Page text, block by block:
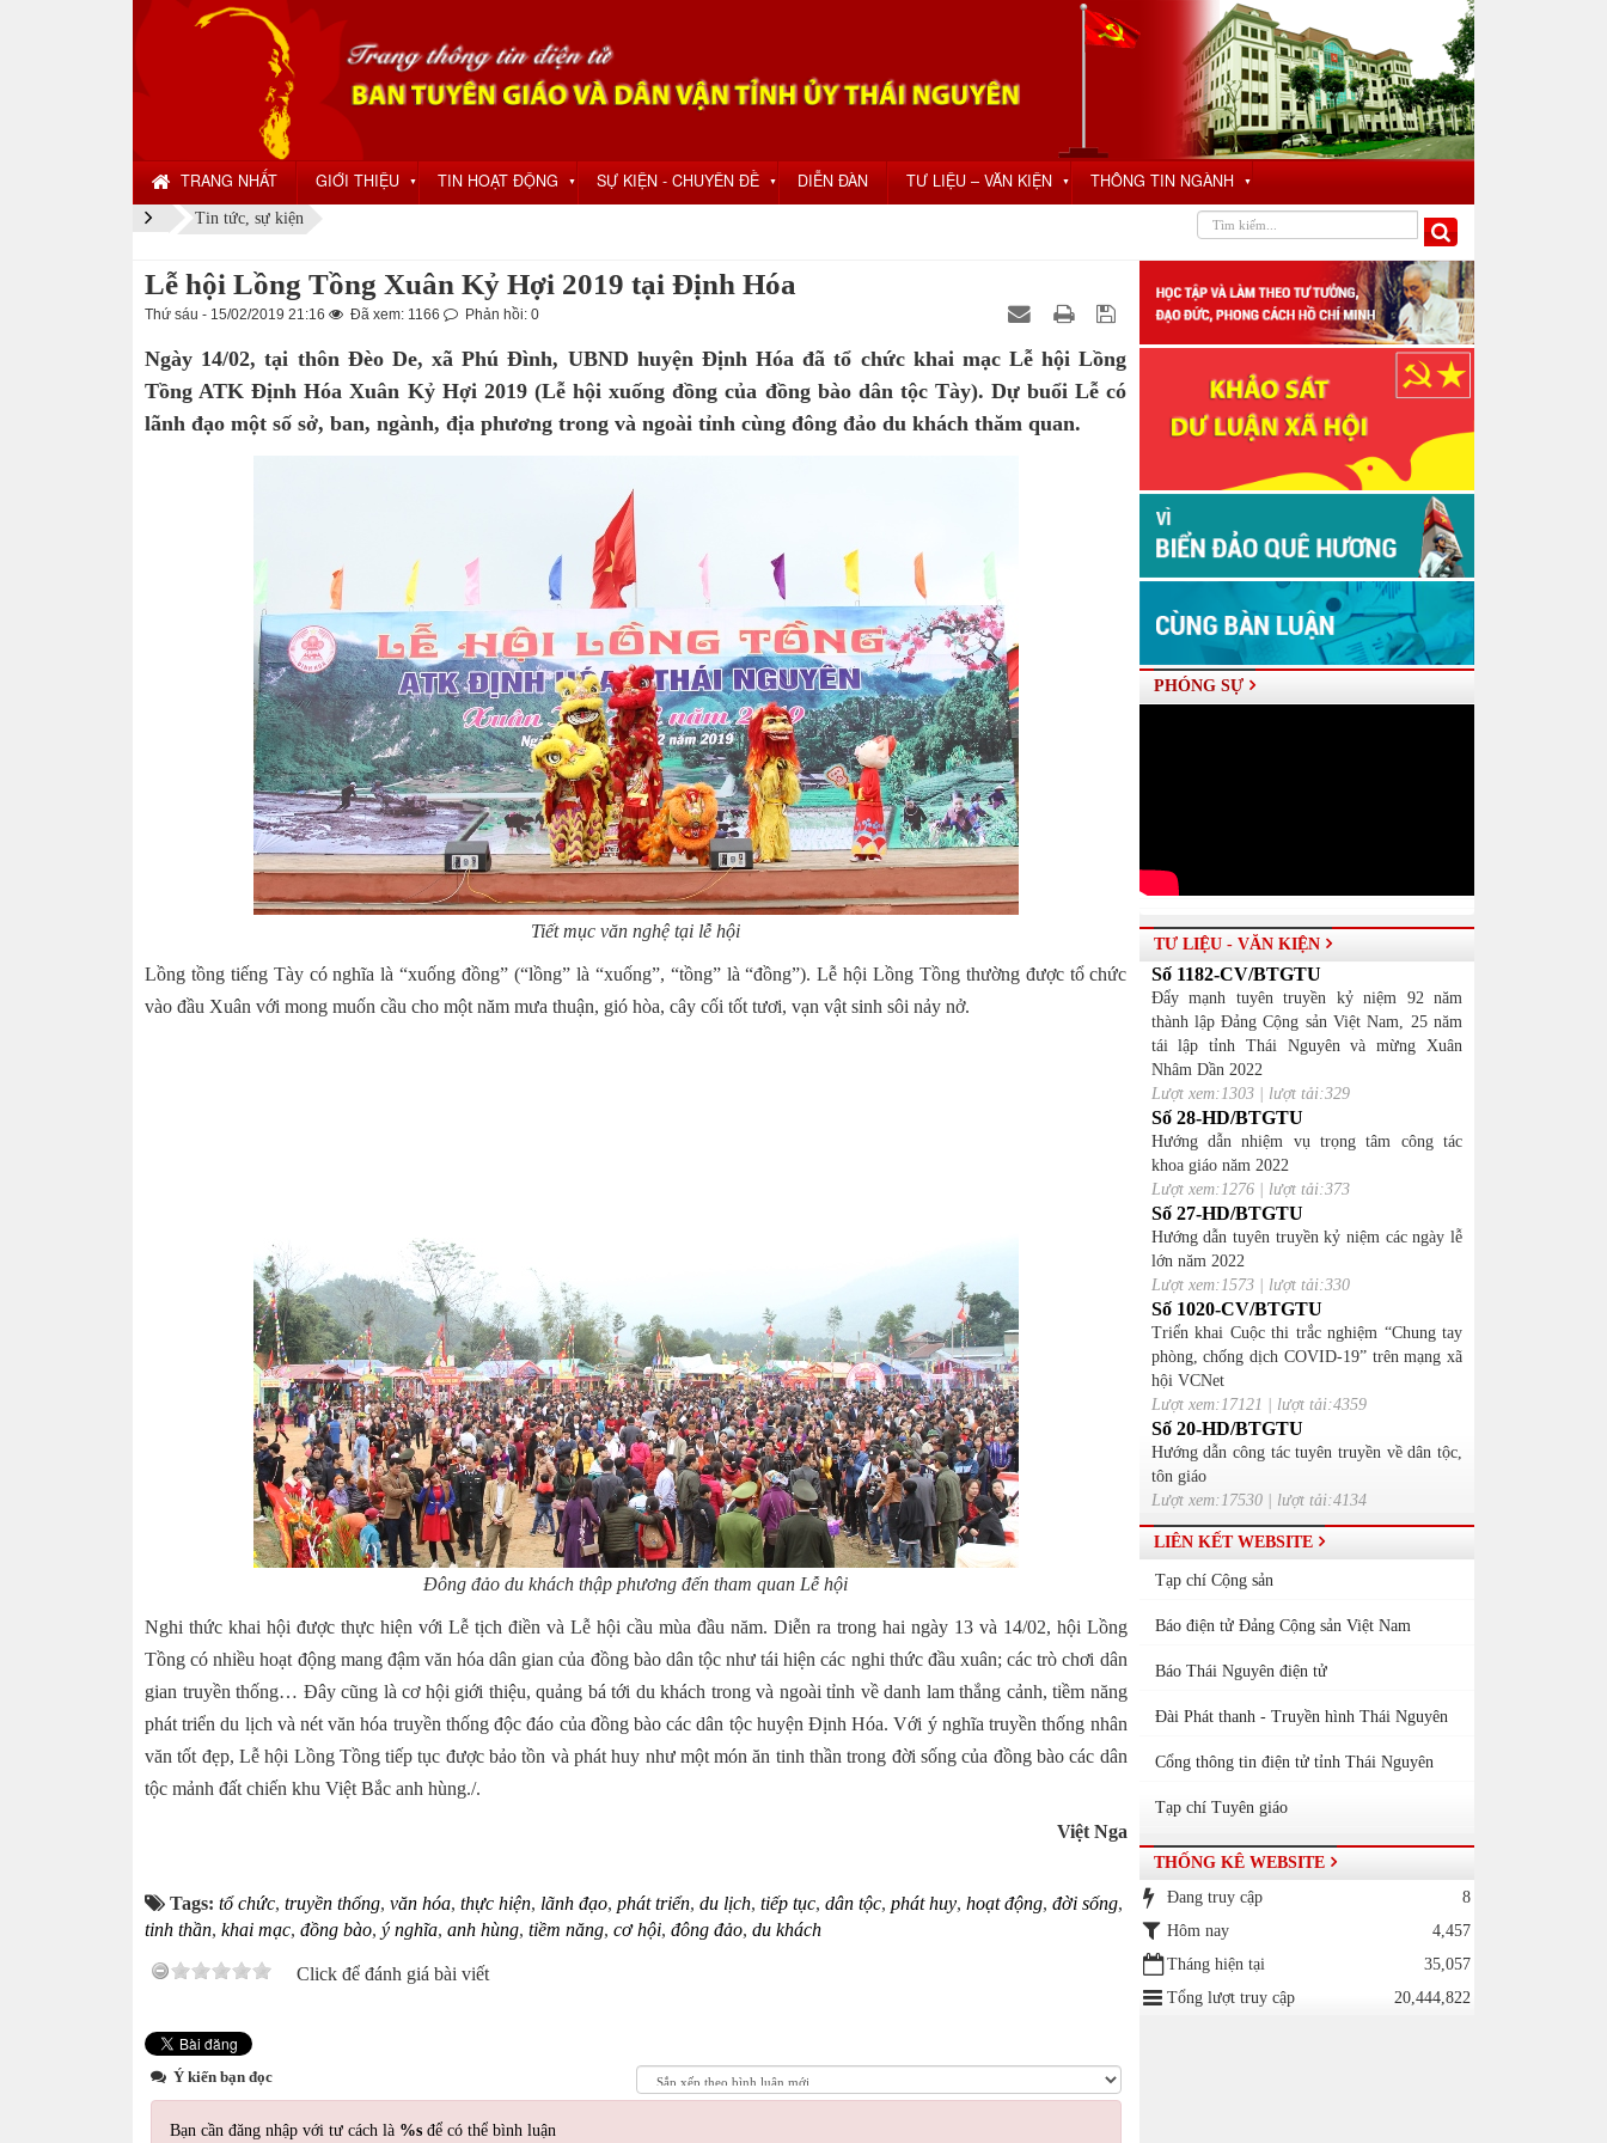
TRANG NHẤT GIỚI THIỆU ▼ TIN HOẠT ĐỘNG ▼ SỰ KIỆN - CHUYÊN ĐỀ ▼ DIỄN ĐÀN TƯ LIỆU – VĂN KIỆN ▼ THÔNG TIN NGÀNH ▼
Tin tức, sự kiện
Lễ hội Lồng Tồng Xuân Kỷ Hợi 2019 tại Định Hóa
Thứ sáu - 15/02/2019 21:16 Đã xem: 1166 Phản hồi: 0
Ngày 14/02, tại thôn Đèo De, xã Phú Đình, UBND huyện Định Hóa đã tổ chức khai mạc Lễ hội Lồng
Tồng ATK Định Hóa Xuân Kỷ Hợi 2019 (Lễ hội xuống đồng của đồng bào dân tộc Tày). Dự buổi Lễ có
lãnh đạo một số sở, ban, ngành, địa phương trong và ngoài tỉnh cùng đông đảo du khách thăm quan.
Tiết mục văn nghệ tại lễ hội
Lồng tồng tiếng Tày có nghĩa là “xuống đồng” (“lồng” là “xuống”, “tồng” là “đồng”). Lễ hội Lồng Tồng thường được tổ chức
vào đầu Xuân với mong muốn cầu cho một năm mưa thuận, gió hòa, cây cối tốt tươi, vạn vật sinh sôi nảy nở.
Đông đảo du khách thập phương đến tham quan Lễ hội
Nghi thức khai hội được thực hiện với Lễ tịch điền và Lễ hội cầu mùa đầu năm. Diễn ra trong hai ngày 13 và 14/02, hội Lồng
Tồng có nhiều hoạt động mang đậm văn hóa dân gian của đồng bào dân tộc như tái hiện các nghi thức đầu xuân; các trò chơi dân
gian truyền thống… Đây cũng là cơ hội giới thiệu, quảng bá tới du khách trong và ngoài tỉnh về danh lam thắng cảnh, tiềm năng
phát triển du lịch và nét văn hóa truyền thống độc đáo của đồng bào các dân tộc huyện Định Hóa. Với ý nghĩa truyền thống nhân
văn tốt đẹp, Lễ hội Lồng Tồng tiếp tục được bảo tồn và phát huy như một món ăn tinh thần trong đời sống của đồng bào các dân
tộc mảnh đất chiến khu Việt Bắc anh hùng./.
Việt Nga
Tags: tổ chức, truyền thống, văn hóa, thực hiện, lãnh đạo, phát triển, du lịch, tiếp tục, dân tộc, phát huy, hoạt động, đời sống,
tinh thần, khai mạc, đồng bào, ý nghĩa, anh hùng, tiềm năng, cơ hội, đông đảo, du khách
Click để đánh giá bài viết
Ý kiến bạn đọc
Bạn cần đăng nhập với tư cách là %s để có thể bình luận
PHÓNG SỰ
TƯ LIỆU - VĂN KIỆN
Số 1182-CV/BTGTU
Đẩy mạnh tuyên truyền kỷ niệm 92 năm
thành lập Đảng Cộng sản Việt Nam, 25 năm
tái lập tỉnh Thái Nguyên và mừng Xuân
Nhâm Dần 2022
Lượt xem:1303 | lượt tải:329
Số 28-HD/BTGTU
Hướng dẫn nhiệm vụ trọng tâm công tác
khoa giáo năm 2022
Lượt xem:1276 | lượt tải:373
Số 27-HD/BTGTU
Hướng dẫn tuyên truyền kỷ niệm các ngày lễ
lớn năm 2022
Lượt xem:1573 | lượt tải:330
Số 1020-CV/BTGTU
Triển khai Cuộc thi trắc nghiệm “Chung tay
phòng, chống dịch COVID-19” trên mạng xã
hội VCNet
Lượt xem:17121 | lượt tải:4359
Số 20-HD/BTGTU
Hướng dẫn công tác tuyên truyền về dân tộc,
tôn giáo
Lượt xem:17530 | lượt tải:4134
LIÊN KẾT WEBSITE
Tạp chí Cộng sản
Báo điện tử Đảng Cộng sản Việt Nam
Báo Thái Nguyên điện tử
Đài Phát thanh - Truyền hình Thái Nguyên
Cổng thông tin điện tử tỉnh Thái Nguyên
Tạp chí Tuyên giáo
THỐNG KÊ WEBSITE
Đang truy cập
8
Hôm nay
4,457
Tháng hiện tại
35,057
Tổng lượt truy cập
20,444,822